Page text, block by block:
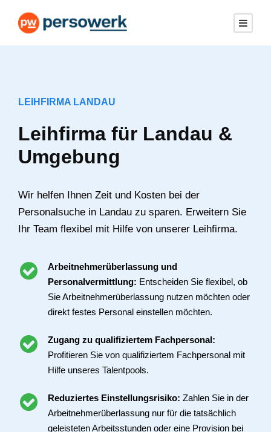
LEIHFIRMA LANDAU
Leihfirma für Landau &
Umgebung
Wir helfen Ihnen Zeit und Kosten bei der
Personalsuche in Landau zu sparen. Erweitern Sie
Ihr Team flexibel mit Hilfe von unserer Leihfirma.
Arbeitnehmerüberlassung und
Personalvermittlung: Entscheiden Sie flexibel, ob
Sie Arbeitnehmerüberlassung nutzen möchten oder
direkt festes Personal einstellen möchten.
Zugang zu qualifiziertem Fachpersonal:
Profitieren Sie von qualifiziertem Fachpersonal mit
Hilfe unseres Talentpools.
Reduziertes Einstellungsrisiko: Zahlen Sie in der
Arbeitnehmerüberlassung nur für die tatsächlich
geleisteten Arbeitsstunden oder eine Provision bei